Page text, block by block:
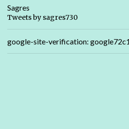
Sagres
Tweets by sagres730
google-site-verification: